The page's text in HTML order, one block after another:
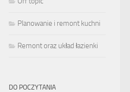
Planowanie i remont kuchni
Remont oraz układ łazienki
DO POCZYTANIA